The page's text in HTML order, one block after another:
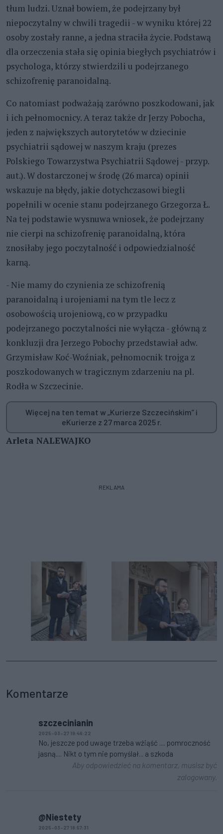
tłum ludzi. Uznał bowiem, że podejrzany był
niepoczytalny w chwili tragedii - w wyniku której 22
osoby zostały ranne, a jedna straciła życie. Podstawą
dla orzeczenia stała się opinia biegłych psychiatrów i
psychologa, którzy stwierdzili u podejrzanego
schizofrenię paranoidalną.
Co natomiast podważają zarówno poszkodowani, jak
i ich pełnomocnicy. A teraz także dr Jerzy Pobocha,
jeden z największych autorytetów w dziecinie
psychiatrii sądowej w naszym kraju (prezes
Polskiego Towarzystwa Psychiatrii Sądowej - przyp.
aut.). W dostarczonej w środę (26 marca) opinii
wskazuje na błędy, jakie dotychczasowi biegli
popełnili w ocenie stanu podejrzanego Grzegorza Ł.
Na tej podstawie wysnuwa wniosek, że podejrzany
nie cierpi na schizofrenię paranoidalną, która
znosiłaby jego poczytalność i odpowiedzialność
karną.
- Nie mamy do czynienia ze schizofrenią
paranoidalną i urojeniami na tym tle lecz z
osobowością urojeniową, co w przypadku
podejrzanego poczytalności nie wyłącza - główną z
konkluzji dra Jerzego Pobochy przedstawiał adw.
Grzymisław Koć-Woźniak, pełnomocnik trojga z
poszkodowanych w tragicznym zdarzeniu na pl.
Rodła w Szczecinie.
Więcej na ten temat w „Kurierze Szczecińskim” i
eKurierze z 27 marca 2025 r.
Arleta NALEWAJKO
REKLAMA
Komentarze
szczecinianin
2025-03-27 19:46:22
No, jeszcze pod uwage trzeba wźiąść .... pomroczność
jasną.... Nikt o tym nie pomyślał... a szkoda
Aby odpowiedzieć na komentarz, musisz być
zalogowany.
@Niestety
2025-03-27 18:57:31